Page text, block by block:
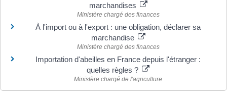
marchandises
Ministère chargé des finances
À l'import ou à l'export : une obligation, déclarer sa
marchandise
Ministère chargé des finances
Importation d'abeilles en France depuis l'étranger :
quelles règles ?
Ministère chargé de l'agriculture